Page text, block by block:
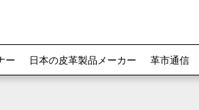
ー 日本の皮革製品メーカー 革市通信